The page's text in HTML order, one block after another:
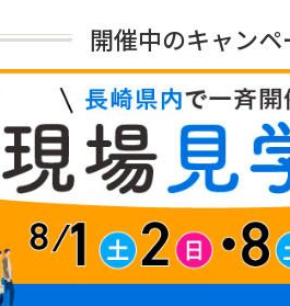
開催中のキャンペ